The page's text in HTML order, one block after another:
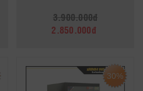
3.900.000đ
2.850.000đ
30%